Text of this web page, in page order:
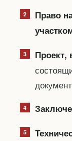
Право
Проект,